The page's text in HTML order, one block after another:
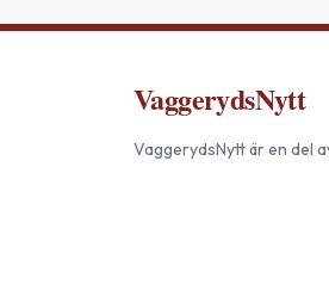
VaggerydsNytt
VaggerydsNyttär en del